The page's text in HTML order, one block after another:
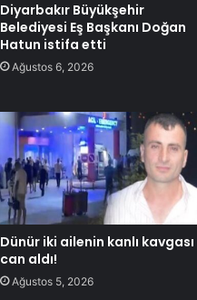
Diyarbakır Büyükşehir
Belediyesi Eş Başkanı Doğan
Hatun istifa etti
Ağustos 6, 2026
Dünür iki ailenin kanlı kavgası
can aldı!
Ağustos 5, 2026